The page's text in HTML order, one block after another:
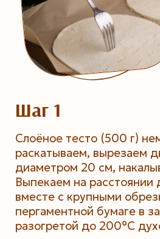
Шаг 1
Слоёное тесто (500 г)
раскатываем, вырезаем
диаметром 20 см,
Выпекаем на расстоянии
вместе с крупными
пергаментной бумаге в
разогретой до 200°С